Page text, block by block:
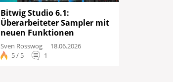
Bitwig Studio 6.1:
Überarbeiteter Sampler mit
neuen Funktionen
Sven Rosswog
18.06.2026
5 / 5
1